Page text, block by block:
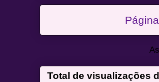
Total de visualizações